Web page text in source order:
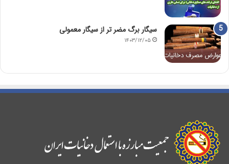
سیگار برگ مضر تر از سیگار معمولی
۱۴۰۳/۱۲/۰۵